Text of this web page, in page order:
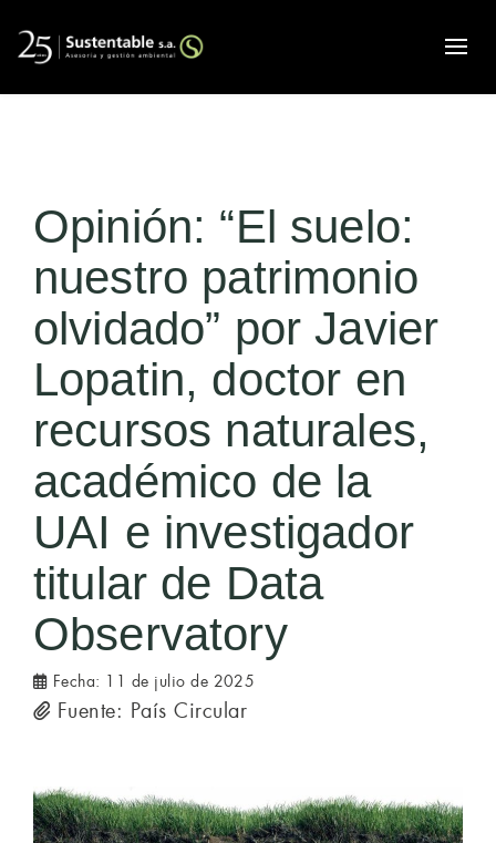
Opinión: “El suelo:
nuestro patrimonio
olvidado” por Javier
Lopatin, doctor en
recursos naturales,
académico de la
UAI e investigador
titular de Data
Observatory
Fecha: 11 de julio de 2025
Fuente: País Circular